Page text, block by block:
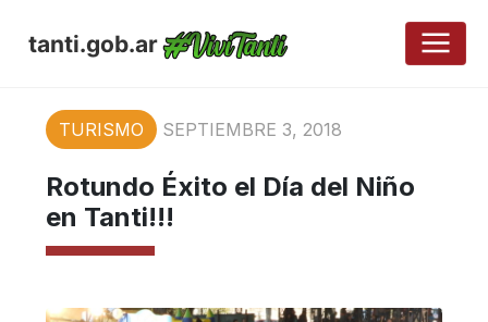
tanti.gob.ar
TURISMO SEPTIEMBRE 3, 2018
Rotundo Éxito el Día del Niño
en Tanti!!!